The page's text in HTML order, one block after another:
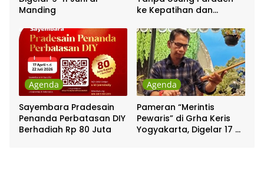
Manding
ke Kepatihan dan
Agenda
Sayembara Pradesain
Penanda Perbatasan DIY
Berhadiah Rp 80 Juta
Agenda
Pameran “Merintis
Pewaris” di Grha Keris
Yogyakarta, Digelar 17 –